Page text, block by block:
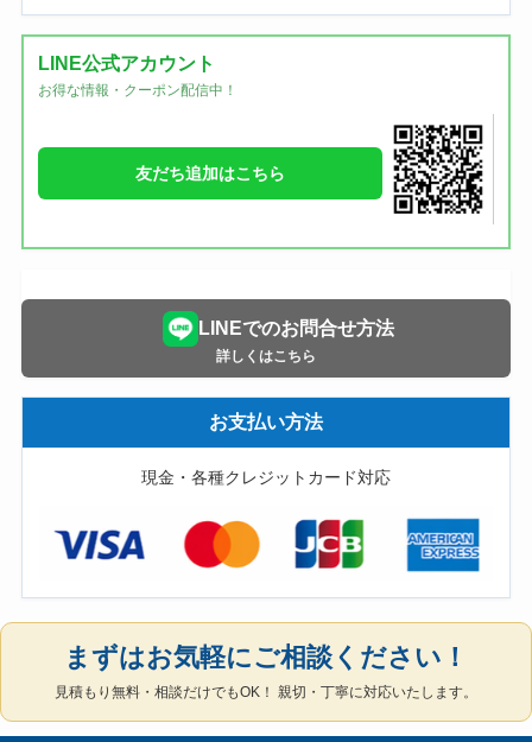
LINE公式アカウント
お得な情報・クーポン配信中！
友だち追加はこちら
LINEでのお問合せ方法
詳しくはこちら
お支払い方法
現金・各種クレジットカード対応
まずはお気軽にご相談ください！
見積もり無料・相談だけでもOK！ 親切・丁寧に対応いたします。